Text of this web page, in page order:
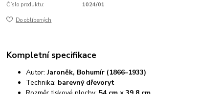
Číslo produktu: 1024/01
Do oblíbených
Kompletní specifikace
Autor: Jaroněk, Bohumír (1866–1933)
Technika: barevný dřevoryt